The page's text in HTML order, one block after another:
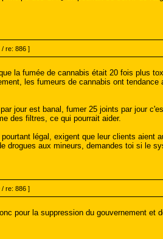
/ re: 886 ]
la fumée de cannabis était 20 fois plus
les fumeurs de cannabis ont
jour est banal, fumer 25 joints par jour
des filtres, ce qui pourrait aider.
légal, exigent que leur clients
drogues aux mineurs, demandes toi si le
/ re: 886 ]
pour la suppression du gouvernement